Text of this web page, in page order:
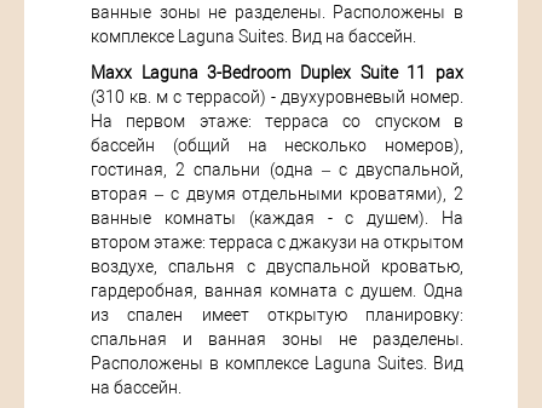
ванные зоны не разделены. Расположены в
комплексе Laguna Suites. Вид на бассейн.
Maxx Laguna 3-Bedroom Duplex Suite 11 pax
(310 кв. м с террасой) - двухуровневый номер.
На первом этаже: терраса со спуском в
бассейн (общий на несколько номеров),
гостиная, 2 спальни (одна – с двуспальной,
вторая – с двумя отдельными кроватями), 2
ванные комнаты (каждая - с душем). На
втором этаже: терраса с джакузи на открытом
воздухе, спальня с двуспальной кроватью,
гардеробная, ванная комната с душем. Одна
из спален имеет открытую планировку:
спальная и ванная зоны не разделены.
Расположены в комплексе Laguna Suites. Вид
на бассейн.